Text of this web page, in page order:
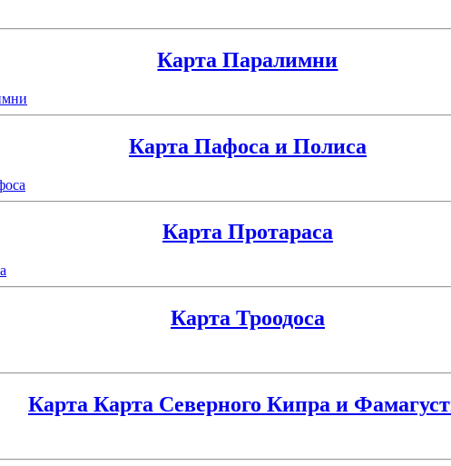
Карта Паралимни
Карта Пафоса и Полиса
Карта Протараса
Карта Троодоса
Карта Карта Северного Кипра и